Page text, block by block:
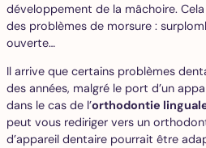
développement de la mâchoire.
des problèmes de morsure :
ouverte…
Il arrive que certains problèmes
des années, malgré le port d’un
dans le cas de l’orthodontie
peut vous rediriger vers un
d’appareil dentaire pourrait être